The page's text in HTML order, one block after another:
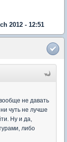
2012 - 12:51
не давать
чуть не лучше
Ну и да,
либо